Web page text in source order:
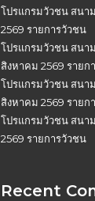
โปรแกรมวัวชน สนา
2569 รายการวัวชน
โปรแกรมวัวชน สนา
สิงหาคม 2569 รายก
โปรแกรมวัวชน สนา
สิงหาคม 2569 รายก
โปรแกรมวัวชน สนา
2569 รายการวัวชน
Recent